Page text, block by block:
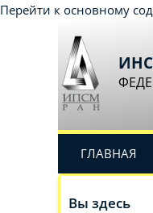
Перейти к основному
ГЛАВНАЯ
Вы здесь